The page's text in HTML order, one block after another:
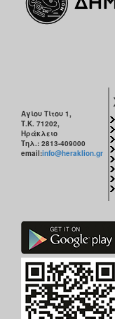
Αγίου Τίτου 1,
Τ.Κ. 71202,
Ηράκλειο
Τηλ.: 2813-409000
email:info@heraklion.gr